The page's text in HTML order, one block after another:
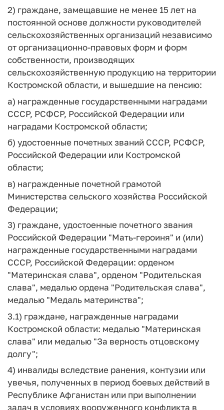
2) граждане, замещавшие не менее 15 лет на
постоянной основе должности руководителей
сельскохозяйственных организаций независимо
от организационно-правовых форм и форм
собственности, производящих
сельскохозяйственную продукцию на территории
Костромской области, и вышедшие на пенсию:
а) награжденные государственными наградами
СССР, РСФСР, Российской Федерации или
наградами Костромской области;
б) удостоенные почетных званий СССР, РСФСР,
Российской Федерации или Костромской
области;
в) награжденные почетной грамотой
Министерства сельского хозяйства Российской
Федерации;
3) граждане, удостоенные почетного звания
Российской Федерации "Мать-героиня" и (или)
награжденные государственными наградами
СССР, Российской Федерации: орденом
"Материнская слава", орденом "Родительская
слава", медалью ордена "Родительская слава",
медалью "Медаль материнства";
3.1) граждане, награжденные наградами
Костромской области: медалью "Материнская
слава" или медалью "За верность отцовскому
долгу";
4) инвалиды вследствие ранения, контузии или
увечья, полученных в период боевых действий в
Республике Афганистан или при выполнении
задач в условиях вооруженного конфликта в